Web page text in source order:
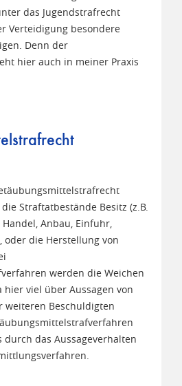
das Jugendstrafrecht
Verteidigung besondere
Denn der
hier auch in meiner Praxis
Straftatbestände Besitz (z.B.
Handel, Anbau, Einfuhr,
oder die Herstellung von
werden die Weichen
viel über Aussagen von
weiteren Beschuldigten
das Aussageverhalten